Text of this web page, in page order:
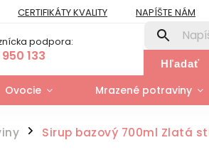
CERTIFIKÁTY KVALITY NAPÍŠTE NÁM
PRE FIRMY A
ZODPOVEDNOSTI ZA VADY
MOJA
podpora:
950 133 Hľadať
Ovocie Mrazené potraviny
/ Sirup bazový 700ml Zlatá